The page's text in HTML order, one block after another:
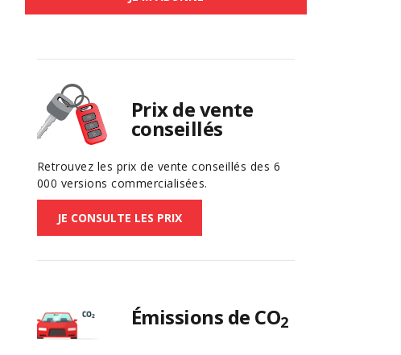
Prix de vente
conseillés
Retrouvez les prix de vente conseillés des 6
000 versions commercialisées.
JE CONSULTE LES PRIX
Émissions de CO2